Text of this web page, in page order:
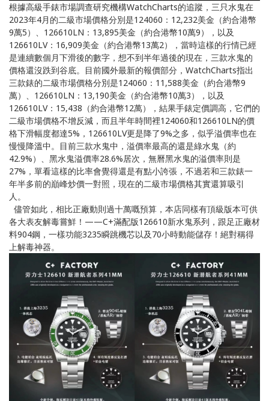
根據高級手錶市場調查研究機構WatchCharts的追蹤，三只水鬼在
2023年4月的二級市場價格分別是124060：12,232美金（約合港幣
9萬5）、126610LN：13,895美金（約合港幣10萬9），以及
126610LV：16,909美金（約合港幣13萬2），當時這樣的行情已經
是連續數個月下滑後的數字，想不到半年過後的現在，三款水鬼的
價格還沒跌到谷底。目前國外最新的報價部分，WatchCharts指出
三款錶的二級市場價格分別是124060：11,588美金（約合港幣9
萬）、126610LN：13,190美金（約合港幣10萬3），以及
126610LV：15,438（約合港幣12萬），結果手錶定價調高，它們的
二級市場價格不增反減，而且半年時間裡124060和126610LN的價
格下滑幅度都達5%，126610LV更是降了9%之多，似乎溢價率也在
慢慢降溫中。目前三款水鬼中，溢價率最高的還是綠水鬼（約
42.9%）、黑水鬼溢價率28.6%居次，無曆黑水鬼的溢價率則是
27%，單看這樣的比率會覺得還是有點小誇張，不過若和三款錶一
年半多前的巔峰炒價一對照，現在的二級市場價格其實還算吸引
人。
儘管如此，相比正廠動則過十萬嘅預算，本店同樣有頂級版本可供
各大表友解毒嘗鮮！——C+滿配版126610新水鬼系列，跟足正廠材
料904鋼，一樣功能3235瞬跳機芯以及70小時動能儲存！絕對稱得
上解毒神器。